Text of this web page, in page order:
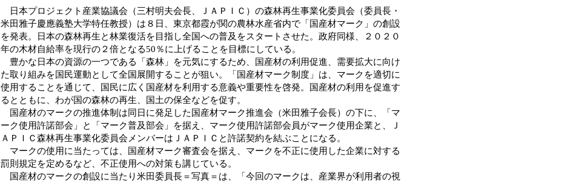
日本プロジェクト産業協議会（三村明夫会長、ＪＡＰＩＣ）の森林再生事業化委員会（委員長・
米田雅子慶應義塾大学特任教授）は８日、東京都霞が関の農林水産省内で「国産材マーク」の創設
を発表。日本の森林再生と林業復活を目指し全国への普及をスタートさせた。政府同様、２０２０
年の木材自給率を現行の２倍となる50％に上げることを目標にしている。
豊かな日本の資源の一つである「森林」を元気にするため、国産材の利用促進、需要拡大に向け
た取り組みを国民運動として全国展開することが狙い。「国産材マーク制度」は、マークを適切に
使用することを通じて、国民に広く国産材を利用する意義や重要性を啓発。国産材の利用を促進す
るとともに、わが国の森林の再生、国土の保全などを促す。
国産材のマークの推進体制は同日に発足した国産材マーク推進会（米田雅子会長）の下に、「マ
ーク使用許諾部会」と「マーク普及部会」を据え、マーク使用許諾部会員がマーク使用企業と、Ｊ
ＡＰＩＣ森林再生事業化委員会メンバーはＪＡＰＩＣと許諾契約を結ぶことになる。
マークの使用に当たっては、国産材マーク審査会を据え、マークを不正に使用した企業に対する
罰則規定を定めるなど、不正使用への対策も講じている。
国産材のマークの創設に当たり米田委員長＝写真＝は、「今回のマークは、産業界が利用者の視